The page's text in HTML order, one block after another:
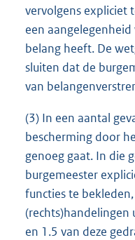
vervolgens expliciet
een
belang heeft. De
sluiten dat de
van
(3) In een aantal
bescherming door
genoeg gaat. In die
burgemeester
functies te
(rechts)handelingen
en 1.5 van deze